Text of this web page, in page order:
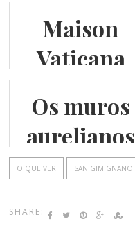
Maison
Vaticana
Os muros
aurelianos
O QUE VER SAN GIMIGNANO
SHARE: